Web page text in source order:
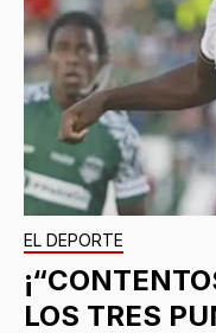
EL DEPORTE
LOS TRES